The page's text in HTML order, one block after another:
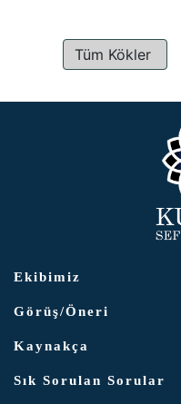
Tüm Kökler
Ekibimiz
Görüş/Öneri
Kaynakça
Sık Sorulan Sorular